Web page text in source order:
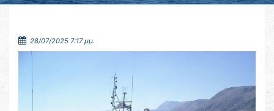
28/07/2025 7:17 μμ.